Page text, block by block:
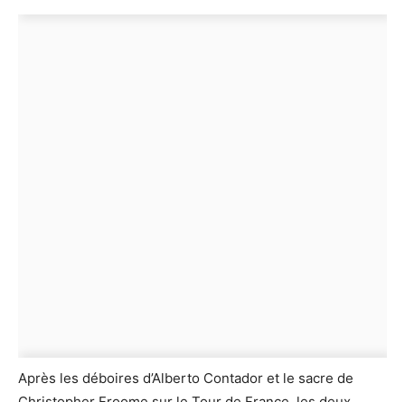
Après les déboires d’Alberto Contador et le sacre de